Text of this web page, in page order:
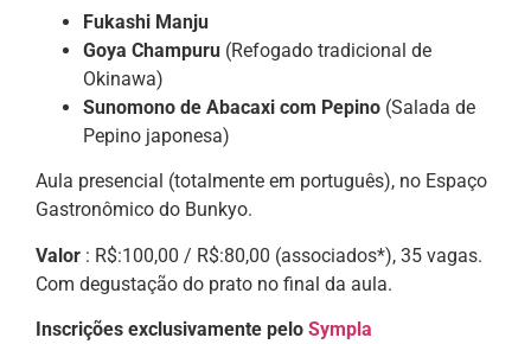
Fukashi Manju
Goya Champuru (Refogado tradicional de
Okinawa)
Sunomono de Abacaxi com Pepino (Salada de
Pepino japonesa)
Aula presencial (totalmente em português), no Espaço
Gastronômico do Bunkyo.
Valor : R$:100,00 / R$:80,00 (associados*), 35 vagas.
Com degustação do prato no final da aula.
Inscrições exclusivamente pelo Sympla